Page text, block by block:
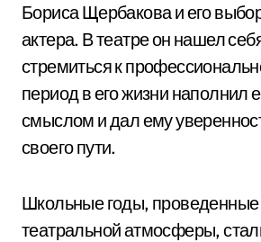
Бориса Щербакова и его
актера. В театре он нашел
стремиться к
период в его жизни наполнил
смыслом и дал ему
своего пути.
Школьные годы, проведенные
театральной атмосферы,